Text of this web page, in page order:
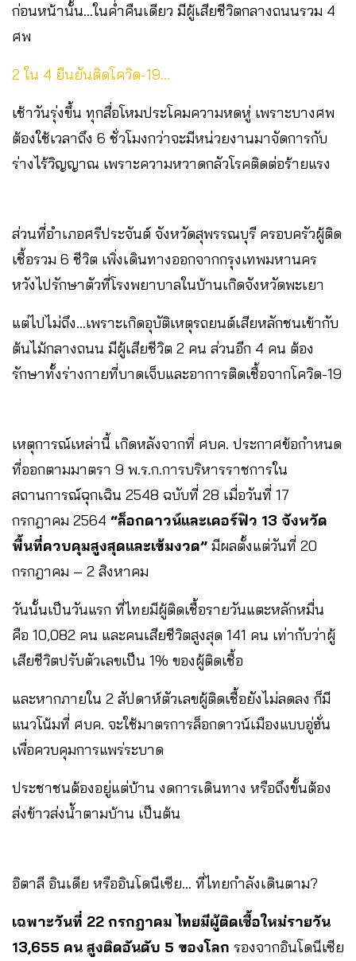
ก่อนหน้านั้น…ในค่ำคืนเดียว มีผู้เสียชีวิตกลางถนนรวม 4
ศพ
2 ใน 4 ยืนยันติดโควิด-19…
เช้าวันรุ่งขึ้น ทุกสื่อโหมประโคมความหดหู่ เพราะบางศพ
ต้องใช้เวลาถึง 6 ชั่วโมงกว่าจะมีหน่วยงานมาจัดการกับ
ร่างไร้วิญญาณ เพราะความหวาดกลัวโรคติดต่อร้ายแรง
ส่วนที่อำเภอศรีประจันต์ จังหวัดสุพรรณบุรี ครอบครัวผู้ติด
เชื้อรวม 6 ชีวิต เพิ่งเดินทางออกจากกรุงเทพมหานคร
หวังไปรักษาตัวที่โรงพยาบาลในบ้านเกิดจังหวัดพะเยา
แต่ไปไม่ถึง…เพราะเกิดอุบัติเหตุรถยนต์เสียหลักชนเข้ากับ
ต้นไม้กลางถนน มีผู้เสียชีวิต 2 คน ส่วนอีก 4 คน ต้อง
รักษาทั้งร่างกายที่บาดเจ็บและอาการติดเชื้อจากโควิด-19
เหตุการณ์เหล่านี้ เกิดหลังจากที่ ศบค. ประกาศข้อกำหนด
ที่ออกตามมาตรา 9 พ.ร.ก.การบริหารราชการใน
สถานการณ์ฉุกเฉิน 2548 ฉบับที่ 28 เมื่อวันที่ 17
กรกฎาคม 2564 “ล็อกดาวน์และเคอร์ฟิว 13 จังหวัด
พื้นที่ควบคุมสูงสุดและเข้มงวด” มีผลตั้งแต่วันที่ 20
กรกฎาคม – 2 สิงหาคม
วันนั้นเป็นวันแรก ที่ไทยมีผู้ติดเชื้อรายวันแตะหลักหมื่น
คือ 10,082 คน และคนเสียชีวิตสูงสุด 141 คน เท่ากับว่าผู้
เสียชีวิตปรับตัวเลขเป็น 1% ของผู้ติดเชื้อ
และหากภายใน 2 สัปดาห์ตัวเลขผู้ติดเชื้อยังไม่ลดลง ก็มี
แนวโน้มที่ ศบค. จะใช้มาตรการล็อกดาวน์เมืองแบบอู่ฮั่น
เพื่อควบคุมการแพร่ระบาด
ประชาชนต้องอยู่แต่บ้าน งดการเดินทาง หรือถึงขั้นต้อง
ส่งข้าวส่งน้ำตามบ้าน เป็นต้น
อิตาลี อินเดีย หรืออินโดนีเซีย… ที่ไทยกำลังเดินตาม?
เฉพาะวันที่ 22 กรกฎาคม ไทยมีผู้ติดเชื้อใหม่รายวัน
13,655 คน สูงติดอันดับ 5 ของโลก รองจากอินโดนีเซีย